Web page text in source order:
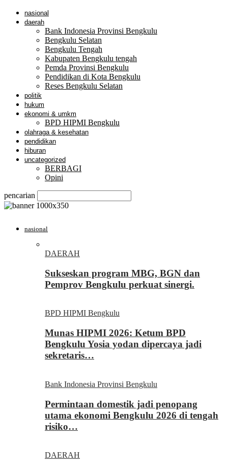
nasional
daerah
Bank Indonesia Provinsi Bengkulu
Bengkulu Selatan
Bengkulu Tengah
Kabupaten Bengkulu tengah
Pemda Provinsi Bengkulu
Pendidikan di Kota Bengkulu
Reses Bengkulu Selatan
politik
hukum
ekonomi & umkm
BPD HIPMI Bengkulu
olahraga & kesehatan
pendidikan
hiburan
uncategorized
BERBAGI
Opini
pencarian
nasional
DAERAH
Sukseskan program MBG, BGN dan
Pemprov Bengkulu perkuat sinergi.
BPD HIPMI Bengkulu
Munas HIPMI 2026: Ketum BPD
Bengkulu Yosia yodan dipercaya jadi
sekretaris…
Bank Indonesia Provinsi Bengkulu
Permintaan domestik jadi penopang
utama ekonomi Bengkulu 2026 di tengah
risiko…
DAERAH